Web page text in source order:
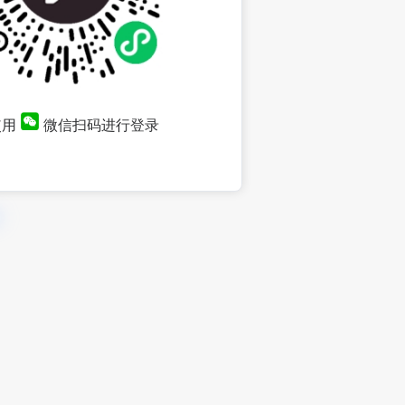
微信扫码进行登录